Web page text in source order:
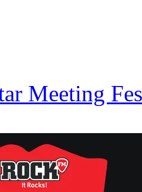
Meeting